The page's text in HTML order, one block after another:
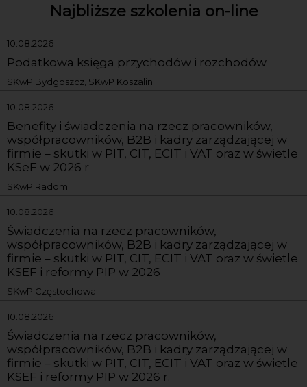
Najbliższe szkolenia on-line
10.08.2026
Podatkowa księga przychodów i rozchodów
SKwP Bydgoszcz, SKwP Koszalin
10.08.2026
Benefity i świadczenia na rzecz pracowników,
współpracowników, B2B i kadry zarządzającej w
firmie – skutki w PIT, CIT, ECIT i VAT oraz w świetle
KSeF w 2026 r
SKwP Radom
10.08.2026
Świadczenia na rzecz pracowników,
współpracowników, B2B i kadry zarządzającej w
firmie – skutki w PIT, CIT, ECIT i VAT oraz w świetle
KSEF i reformy PIP w 2026
SKwP Częstochowa
10.08.2026
Świadczenia na rzecz pracowników,
współpracowników, B2B i kadry zarządzającej w
firmie – skutki w PIT, CIT, ECIT i VAT oraz w świetle
KSEF i reformy PIP w 2026 r.